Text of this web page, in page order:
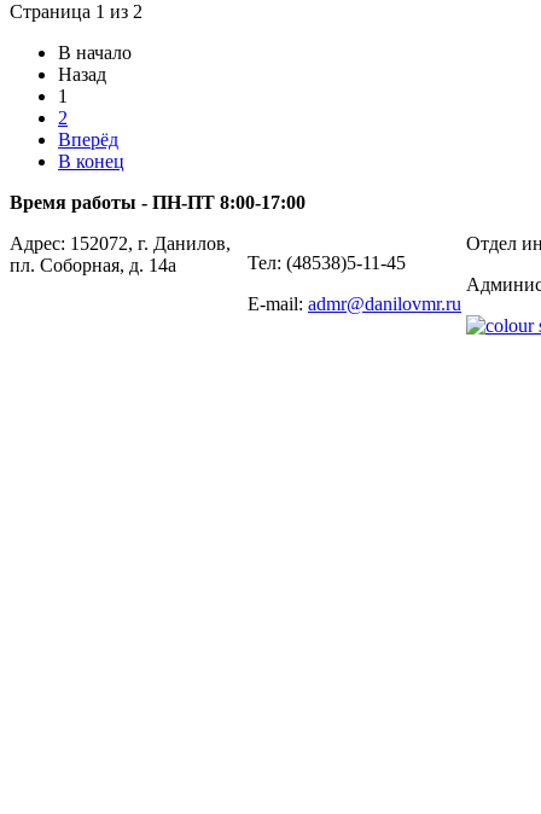
Страница 1 из 2
В начало
Назад
1
2
Вперёд
В конец
Время работы - ПН-ПТ 8:00-17:00
Адрес: 152072, г. Данилов,
пл. Соборная, д. 14а
Тел: (48538)5-11-45
E-mail: admr@danilovmr.ru
Отдел